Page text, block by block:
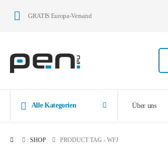
GRATIS Europa-Versand
Alle Kategorien Über uns
SHOP PRODUCT TAG - WFJ